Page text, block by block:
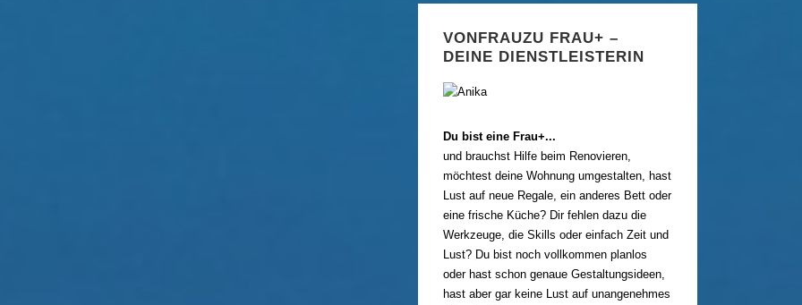
VONFRAUZU FRAU+ –
DEINE DIENSTLEISTERIN
Du bist eine Frau+...
und brauchst Hilfe beim Renovieren,
möchtest deine Wohnung umgestalten, hast
Lust auf neue Regale, ein anderes Bett oder
eine frische Küche? Dir fehlen dazu die
Werkzeuge, die Skills oder einfach Zeit und
Lust? Du bist noch vollkommen planlos
oder hast schon genaue Gestaltungsideen,
hast aber gar keine Lust auf unangenehmes